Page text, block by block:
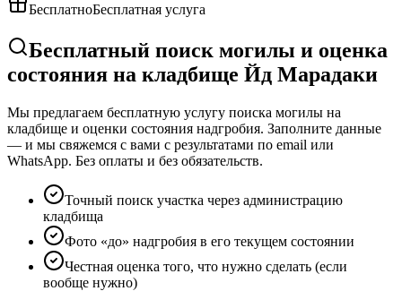
БесплатноБесплатная услуга
Бесплатный поиск могилы и оценка
состояния на кладбище Йд Марадаки
Мы предлагаем бесплатную услугу поиска могилы на
кладбище и оценки состояния надгробия. Заполните данные
— и мы свяжемся с вами с результатами по email или
WhatsApp. Без оплаты и без обязательств.
Точный поиск участка через администрацию
кладбища
Фото «до» надгробия в его текущем состоянии
Честная оценка того, что нужно сделать (если
вообще нужно)